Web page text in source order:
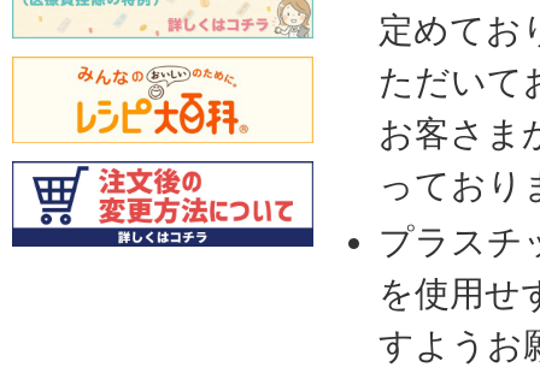
定めてお
ただいて
お客さま
っており
プラスチ
を使用せ
すようお